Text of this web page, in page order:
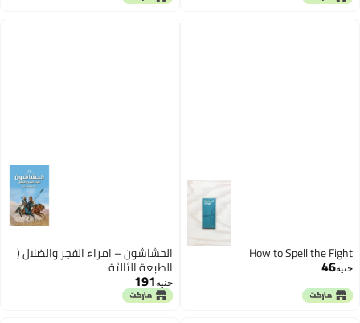
How to Spell the Fight
جنيه46
الحشاشون – امراء الفجر والضلال (
الطبعة الثالثة
جنيه191